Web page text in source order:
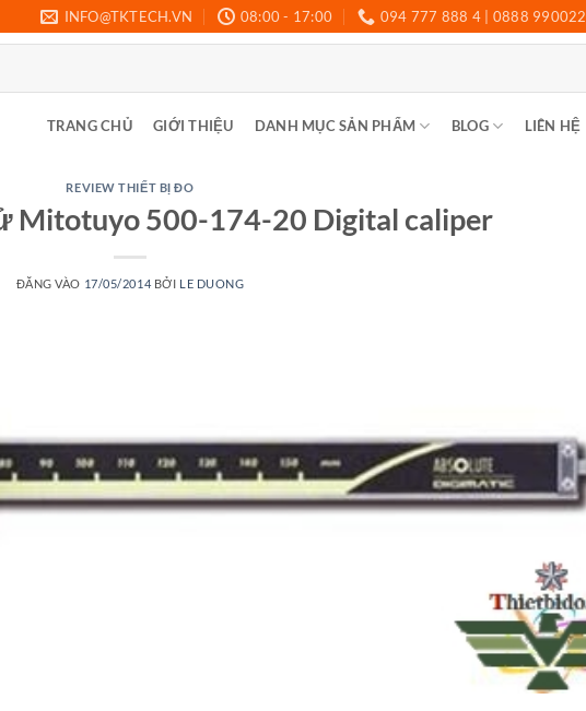
INFO@TKTECH.VN 08:00 - 17:00 094 777 888 4 | 0888 990022
TRANG CHỦ GIỚI THIỆU DANH MỤC SẢN PHẨM BLOG LIÊN HỆ
REVIEW THIẾT BỊ ĐO
Mitotuyo 500-174-20 Digital caliper
ĐĂNG VÀO 17/05/2014 BỞI LE DUONG